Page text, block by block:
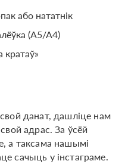
або нататнік
(A5/A4)
кратаў»
данат, дашліце нам
адрас. За ўсёй
а таксама нашымі
сачыць у інстаграме.